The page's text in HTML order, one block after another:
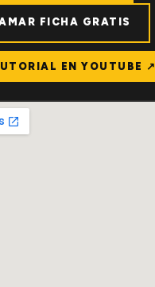
FICHA GRATIS
EN YOUTUBE ↗